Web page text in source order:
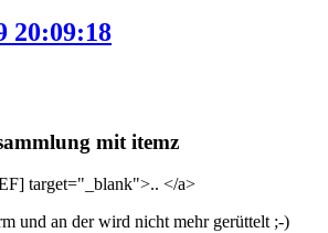
20:09:18
mit itemz
target="_blank">.. </a>
und an der wird nicht mehr gerüttelt ;-)